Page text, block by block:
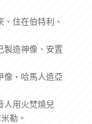
住在伯特利、
製造神像、安置
像‧哈馬人造亞
人用火焚燒兒
勒。